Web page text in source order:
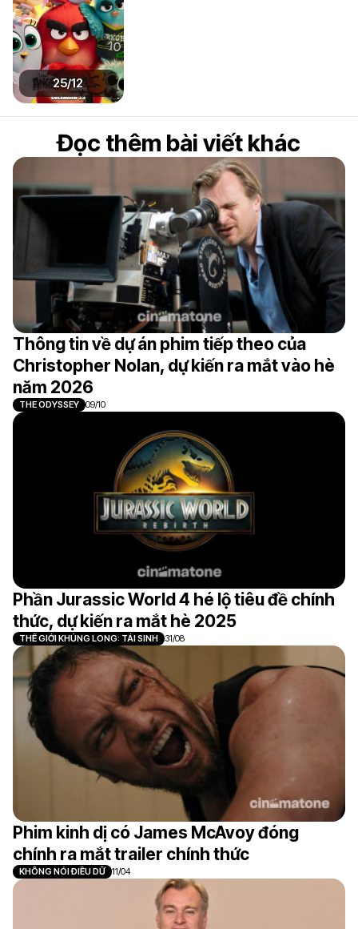
25/12
Đọc thêm bài viết khác
Thông tin về dự án phim tiếp theo của
Christopher Nolan, dự kiến ra mắt vào hè
năm 2026
THE ODYSSEY 09/10
Phần Jurassic World 4 hé lộ tiêu đề chính
thức, dự kiến ra mắt hè 2025
THẾ GIỚI KHỦNG LONG: TÁI SINH 31/08
Phim kinh dị có James McAvoy đóng
chính ra mắt trailer chính thức
KHÔNG NÓI ĐIỀU DỮ 11/04